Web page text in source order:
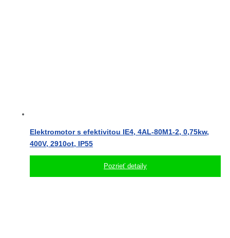
Elektromotor s efektivitou IE4, 4AL-80M1-2, 0,75kw,
400V, 2910ot, IP55
Pozrieť detaily